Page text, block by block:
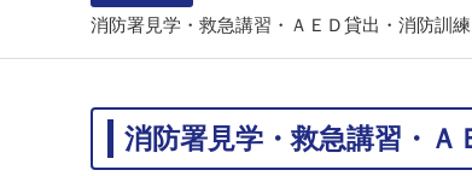
消防署見学・救急講習・ＡＥＤ貸出・消防訓
消防署見学・救急講習・Ａ